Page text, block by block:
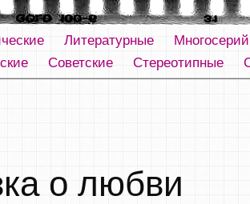
Литературные
Советские Стереотипные
о любви